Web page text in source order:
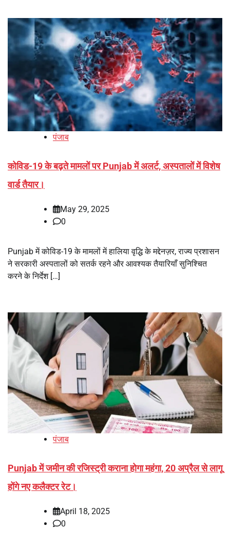
पंजाब
कोविड-19 के बढ़ते मामलों पर Punjab में अलर्ट, अस्पतालों में विशेष
वार्ड तैयार।
May 29, 2025
0
Punjab में कोविड-19 के मामलों में हालिया वृद्धि के मद्देनज़र, राज्य प्रशासन
ने सरकारी अस्पतालों को सतर्क रहने और आवश्यक तैयारियाँ सुनिश्चित
करने के निर्देश […]
पंजाब
Punjab में जमीन की रजिस्ट्री कराना होगा महंगा, 20 अप्रैल से लागू
होंगे नए कलैक्टर रेट।
April 18, 2025
0